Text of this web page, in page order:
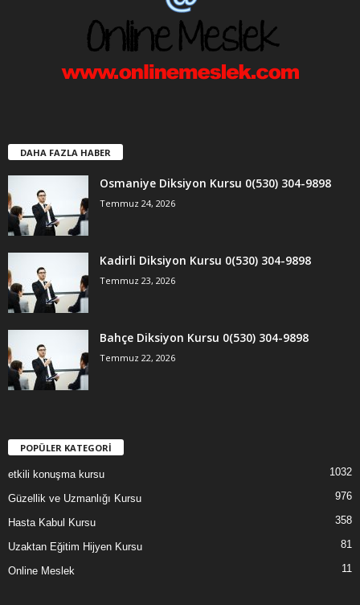
DAHA FAZLA HABER
Osmaniye Diksiyon Kursu 0(530) 304-9898
Temmuz 24, 2026
Kadirli Diksiyon Kursu 0(530) 304-9898
Temmuz 23, 2026
Bahçe Diksiyon Kursu 0(530) 304-9898
Temmuz 22, 2026
POPÜLER KATEGORİ
etkili konuşma kursu 1032
Güzellik ve Uzmanlığı Kursu 976
Hasta Kabul Kursu 358
Uzaktan Eğitim Hijyen Kursu 81
Online Meslek 11